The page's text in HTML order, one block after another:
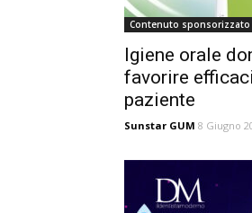
Contenuto sponsorizzato
Igiene orale
favorire
paziente
Sunstar GUM 8 Giugno